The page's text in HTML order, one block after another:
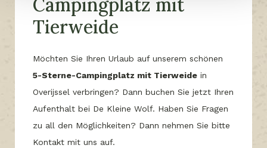
Campingplatz mit
Tierweide
Möchten Sie Ihren Urlaub auf unserem schönen
5-Sterne-Campingplatz mit Tierweide in
Overijssel verbringen? Dann buchen Sie jetzt Ihren
Aufenthalt bei De Kleine Wolf. Haben Sie Fragen
zu all den Möglichkeiten? Dann nehmen Sie bitte
Kontakt mit uns auf.